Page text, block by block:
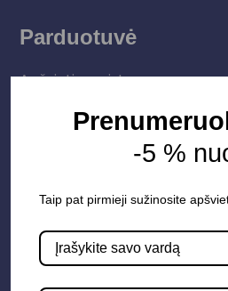
Parduotuvė
Apšvietimo sistemos
Elektros instaliacija
Lauko šviestuvai
Vidaus apšvietimas
Informacija
-5 %
Taip pat pirmieji sužinosite